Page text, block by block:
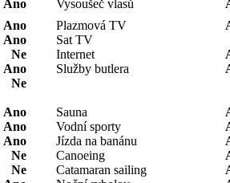
Ano Vysoušeč vlasů
Ano Plazmová TV
Ano Sat TV
Ne Internet
Ano Služby butlera
Ne
Ano Sauna
Ano Vodní sporty
Ano Jízda na banánu
Ne Canoeing
Ne Catamaran sailing